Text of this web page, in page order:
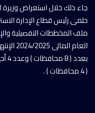
جاء ذلك خلال استعراض وزيرة
حلمى رئيس قطاع الإدارة
ملف المخططات التفصيلية
( 4 محافظات ) .